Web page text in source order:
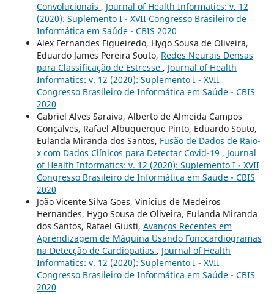
Convolucionais , Journal of Health Informatics: v. 12
(2020): Suplemento I - XVII Congresso Brasileiro de
Informática em Saúde - CBIS 2020
Alex Fernandes Figueiredo, Hygo Sousa de Oliveira,
Eduardo James Pereira Souto, Redes Neurais Densas
para Classificação de Estresse , Journal of Health
Informatics: v. 12 (2020): Suplemento I - XVII
Congresso Brasileiro de Informática em Saúde - CBIS
2020
Gabriel Alves Saraiva, Alberto de Almeida Campos
Gonçalves, Rafael Albuquerque Pinto, Eduardo Souto,
Eulanda Miranda dos Santos, Fusão de Dados de Raio-
x com Dados Clínicos para Detectar Covid-19 , Journal
of Health Informatics: v. 12 (2020): Suplemento I - XVII
Congresso Brasileiro de Informática em Saúde - CBIS
2020
João Vicente Silva Goes, Vinícius de Medeiros
Hernandes, Hygo Sousa de Oliveira, Eulanda Miranda
dos Santos, Rafael Giusti, Avanços Recentes em
Aprendizagem de Máquina Usando Fonocardiogramas
na Detecção de Cardiopatias , Journal of Health
Informatics: v. 12 (2020): Suplemento I - XVII
Congresso Brasileiro de Informática em Saúde - CBIS
2020